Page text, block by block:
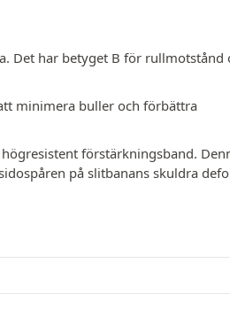
Det har betyget B för rullmotstånd
minimera buller och förbättra
förstärkningsband.
på slitbanans skuldra